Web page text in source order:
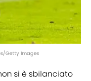
Getty Images
si è sbilanciato